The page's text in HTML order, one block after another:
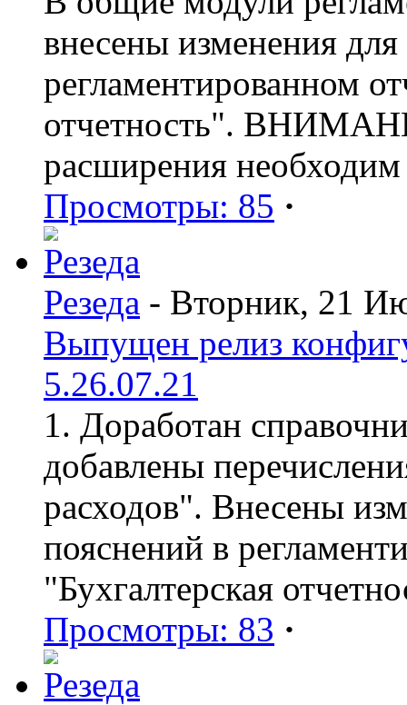
внесены изменения
регламентированном
отчетность".
расширения необходим
Просмотры: 85 ·
Резеда - Вторник, 21
Выпущен релиз
5.26.07.21
1. Доработан
добавлены
расходов". Внесены
пояснений в
"Бухгалтерская
Просмотры: 83 ·